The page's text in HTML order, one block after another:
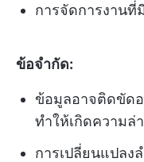
การจัดการงานที่
ข้อจำกัด:
ข้อมูลอาจติดขัด
ทำให้เกิดความล่
การเปลี่ยนแปล